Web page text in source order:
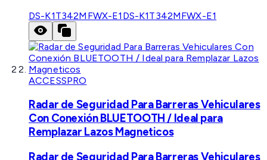
DS-K1T342MFWX-E1 DS-K1T342MFWX-E1
ACCESSPRO
Radar de Seguridad Para Barreras Vehiculares
Con Conexión BLUETOOTH / Ideal para
Remplazar Lazos Magneticos
Radar de Seguridad Para Barreras Vehiculares